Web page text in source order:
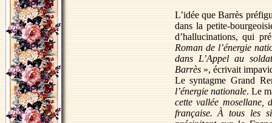
L’idée que Barrès
dans la petite-
d’hallucinations, qui
Roman de l’énergie
dans L’Appel au
Barrès», écrivait
Le syntagme Grand
l’énergie nationale. Le
cette vallée mosellane,
française. À tous les